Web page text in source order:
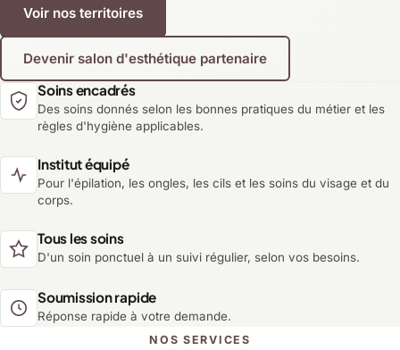
Voir nos territoires
Devenir salon d'esthétique partenaire
Soins encadrés
Des soins donnés selon les bonnes pratiques du métier et les
règles d'hygiène applicables.
Institut équipé
Pour l'épilation, les ongles, les cils et les soins du visage et du
corps.
Tous les soins
D'un soin ponctuel à un suivi régulier, selon vos besoins.
Soumission rapide
Réponse rapide à votre demande.
NOS SERVICES